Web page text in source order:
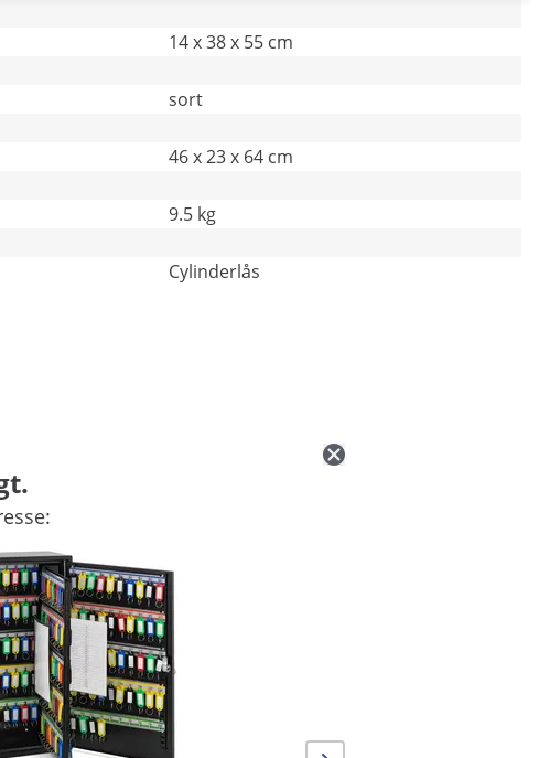
14 x 38 x 55 cm
sort
46 x 23 x 64 cm
9.5 kg
Cylinderlås